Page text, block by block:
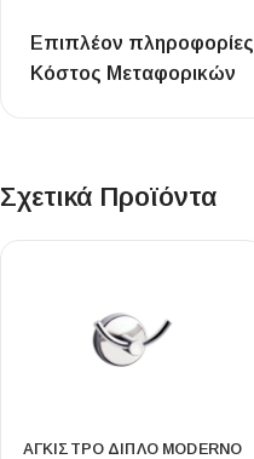
Επιπλέον πληροφορίες
Κόστος Μεταφορικών
Σχετικά Προϊόντα
ΆΓΚΙΣΤΡΟ ΔΙΠΛΌ MODERNO